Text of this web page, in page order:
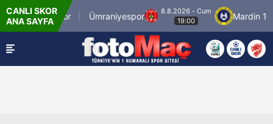
CANLI SKOR
ANA SAYFA
İstanbulspor Ümraniyespor
8.8.2026 - Cum
19:00
Mardin 1969